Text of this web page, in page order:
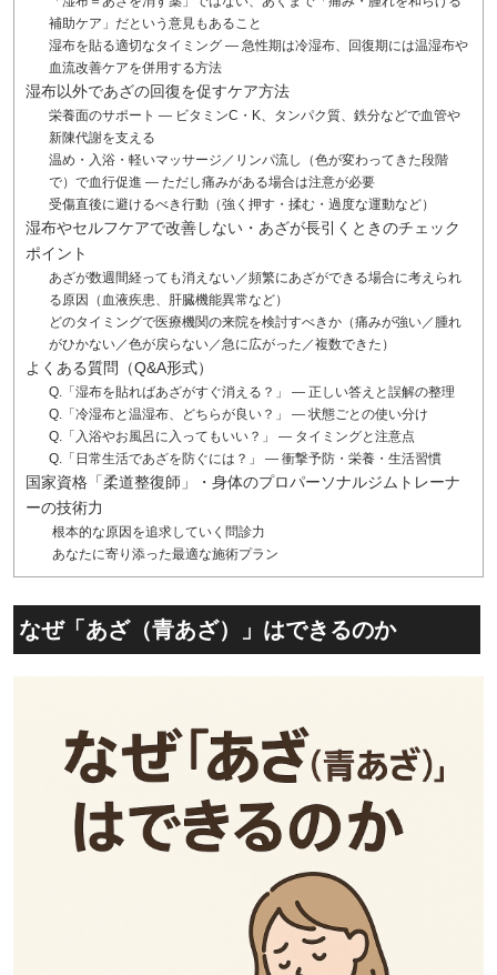
補助ケア」だという意見もあること
湿布を貼る適切なタイミング — 急性期は冷湿布、回復期には温湿布や
血流改善ケアを併用する方法
湿布以外であざの回復を促すケア方法
栄養面のサポート — ビタミンC・K、タンパク質、鉄分などで血管や
新陳代謝を支える
温め・入浴・軽いマッサージ／リンパ流し（色が変わってきた段階
で）で血行促進 ― ただし痛みがある場合は注意が必要
受傷直後に避けるべき行動（強く押す・揉む・過度な運動など）
湿布やセルフケアで改善しない・あざが長引くときのチェック
ポイント
あざが数週間経っても消えない／頻繁にあざができる場合に考えられ
る原因（血液疾患、肝臓機能異常など）
どのタイミングで医療機関の来院を検討すべきか（痛みが強い／腫れ
がひかない／色が戻らない／急に広がった／複数できた）
よくある質問（Q&A形式）
Q.「湿布を貼ればあざがすぐ消える？」 — 正しい答えと誤解の整理
Q.「冷湿布と温湿布、どちらが良い？」 — 状態ごとの使い分け
Q.「入浴やお風呂に入ってもいい？」 — タイミングと注意点
Q.「日常生活であざを防ぐには？」 — 衝撃予防・栄養・生活習慣
国家資格「柔道整復師」・身体のプロパーソナルジムトレーナ
ーの技術力
根本的な原因を追求していく問診力
あなたに寄り添った最適な施術プラン
なぜ「あざ（青あざ）」はできるのか